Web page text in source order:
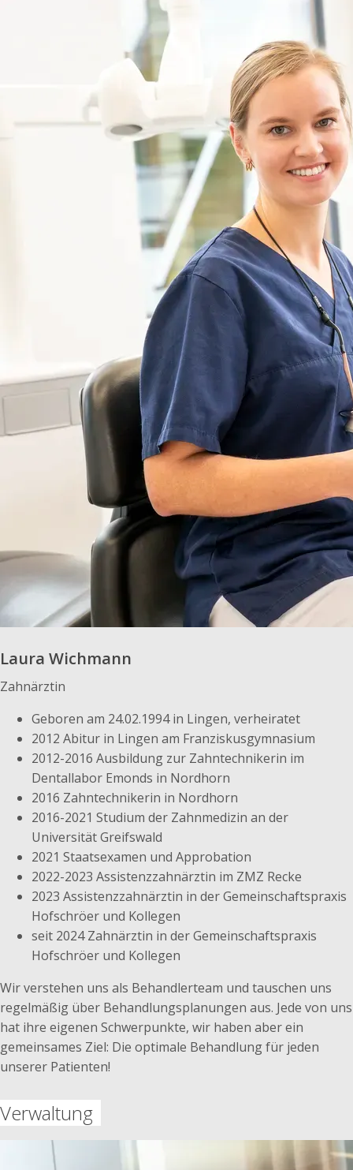
Laura Wichmann
Zahnärztin
Geboren am 24.02.1994 in Lingen, verheiratet
2012 Abitur in Lingen am Franziskusgymnasium
2012-2016 Ausbildung zur Zahntechnikerin im
Dentallabor Emonds in Nordhorn
2016 Zahntechnikerin in Nordhorn
2016-2021 Studium der Zahnmedizin an der
Universität Greifswald
2021 Staatsexamen und Approbation
2022-2023 Assistenzzahnärztin im ZMZ Recke
2023 Assistenzzahnärztin in der Gemeinschaftspraxis
Hofschröer und Kollegen
seit 2024 Zahnärztin in der Gemeinschaftspraxis
Hofschröer und Kollegen
Wir verstehen uns als Behandlerteam und tauschen uns
regelmäßig über Behandlungsplanungen aus. Jede von uns
hat ihre eigenen Schwerpunkte, wir haben aber ein
gemeinsames Ziel: Die optimale Behandlung für jeden
unserer Patienten!
Verwaltung